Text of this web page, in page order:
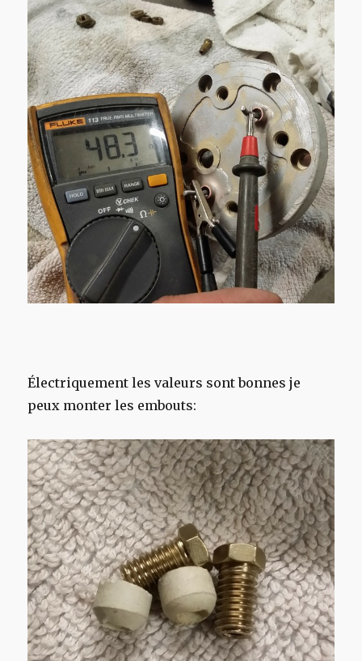
Électriquement les valeurs sont bonnes je
peux monter les embouts: